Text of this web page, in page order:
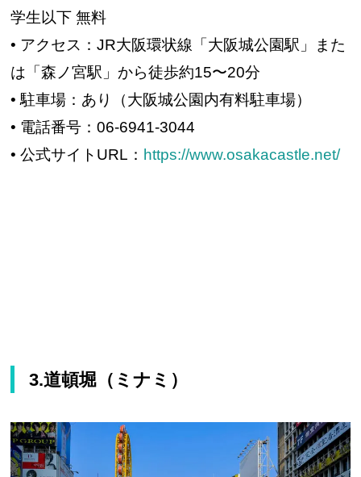
学生以下 無料
• アクセス：JR大阪環状線「大阪城公園駅」また
は「森ノ宮駅」から徒歩約15〜20分
• 駐車場：あり（大阪城公園内有料駐車場）
• 電話番号：06-6941-3044
• 公式サイトURL： https://www.osakacastle.net/
3.道頓堀（ミナミ）